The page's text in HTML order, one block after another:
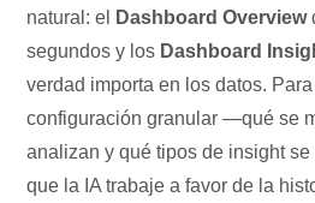
natural: el
Dashboard Overview
segundos y los Dashboard
verdad importa en los datos.
configuración granular —qué se
analizan y qué tipos de insight
que la IA trabaje a favor de la